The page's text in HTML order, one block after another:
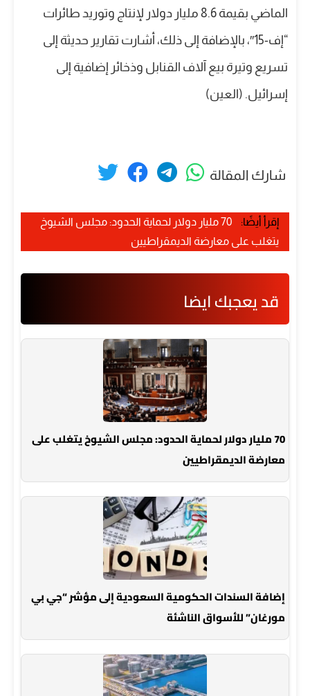
الماضي بقيمة 8.6 مليار دولار لإنتاج وتوريد طائرات
“إف-15″، بالإضافة إلى ذلك، أشارت تقارير حديثة إلى
تسريع وتيرة بيع آلاف القنابل وذخائر إضافية إلى
إسرائيل. (العين)
شارك المقالة
إقرأ أيضًا:
70 مليار دولار لحماية الحدود: مجلس الشيوخ
يتغلب على معارضة الديمقراطيين
قد يعجبك ايضا
70 مليار دولار لحماية الحدود: مجلس الشيوخ يتغلب على
معارضة الديمقراطيين
إضافة السندات الحكومية السعودية إلى مؤشر “جي بي
مورغان” للأسواق الناشئة